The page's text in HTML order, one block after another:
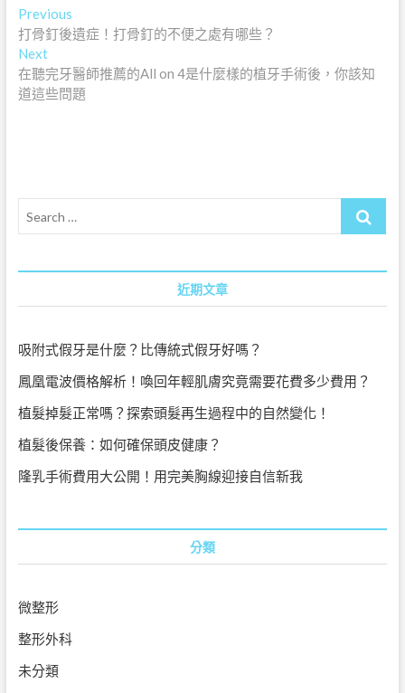
文
章
導
覽
PreviousPrevious
post:
打骨釘後遺症！打骨釘的不便之處有哪些？
NextNext
post:
在聽完牙醫師推薦的All on 4是什麼樣的植牙手術後，你該知
道這些問題
Search
近期文章
吸附式假牙是什麼？比傳統式假牙好嗎？
鳳凰電波價格解析！喚回年輕肌膚究竟需要花費多少費用？
植髮掉髮正常嗎？探索頭髮再生過程中的自然變化！
植髮後保養：如何確保頭皮健康？
隆乳手術費用大公開！用完美胸線迎接自信新我
分類
微整形
整形外科
未分類